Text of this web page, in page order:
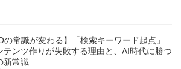
の常識が変わる】「検索キーワード起点」
テンツ作りが失敗する理由と、AI時代に勝つ
新常識